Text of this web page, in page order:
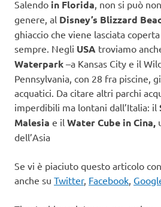
Salendo in Florida, non si può
genere, al Disney’s Blizzard
ghiaccio che viene lasciata
sempre. Negli USA troviamo
Waterpark –a Kansas City e il
Pennsylvania, con 28 fra piscine,
acquatici. Da citare altri parchi
imperdibili ma lontani dall’Italia: il
Malesia e il Water Cube in Cina,
dell’Asia
Se vi è piaciuto questo articolo
anche su Twitter, Facebook,